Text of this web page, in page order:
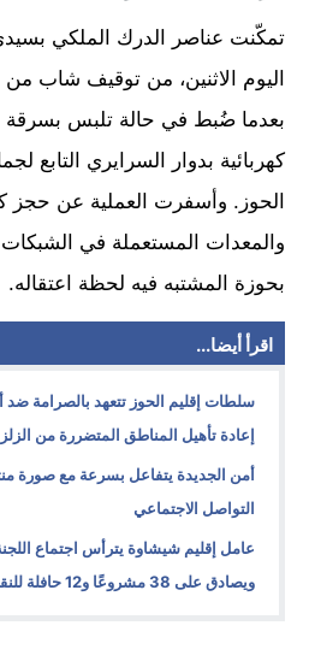
تمكّنت عناصر الدرك الملكي
اليوم الاثنين، من توقيف شاب من
بعدما ضُبط في حالة تلبس بسرقة
كهربائية بدوار السرايري التابع
الحوز. وأسفرت العملية عن حجز
والمعدات المستعملة في الشبكات
بحوزة المشتبه فيه لحظة اعتقاله.
اقرأ أيضا...
سلطات إقليم الحوز تتعهد بالصرامة
إعادة تأهيل المناطق المتضررة من
أمن الجديدة يتفاعل بسرعة مع صورة
التواصل الاجتماعي
عامل إقليم شيشاوة يترأس اجتماع اللجنة
ويصادق على 38 مشروعًا و12 حافلة للنقل المدرسي